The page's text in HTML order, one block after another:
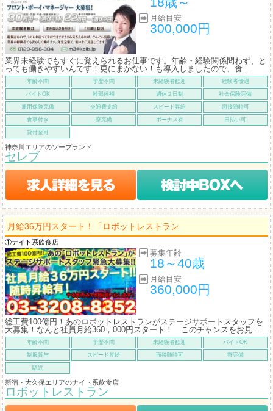
月給目安
300,000円
業界未経験でもすぐに覚えられるお仕事です。年齢・経験関係問わず、と
っても働きやすいんです！更にまかない！も導入しましたので、食...
年齢不問 学歴不問 未経験者歓迎 経験者優遇
バイトOK 幹部候補 週休２日制 社会保険完備
雇用保険完備 交通費支給 スピード昇給 面接随時可
食事付き 寮完備 ボーナス有 日払い可
貸付金可
神奈川エリアのソープランド
セレブ
月給36万円スタート！「ロボットレストラン
①ナイト系飲食店
募集年齢
18～40歳
月給目安
360,000円
総工費100億円！あのロボットレストランがステージサポートスタッフを
大募集！なんと社員月給360，000円スタート！ このチャンスをお見...
年齢不問 学歴不問 未経験者歓迎 バイトOK
制服貸与 スピード昇給 面接随時可 寮完備
駅近
新宿・大久保エリアのナイト系飲食店
ロボットレストラン